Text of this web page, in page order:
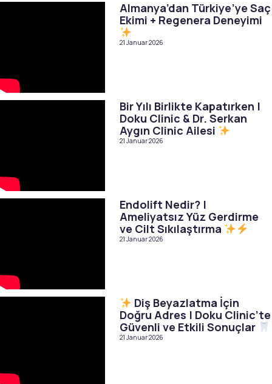
Almanya’dan Türkiye’ye Saç
Ekimi + Regenera Deneyimi
21 Januar 2026
Bir Yılı Birlikte Kapatırken |
Doku Clinic & Dr. Serkan
Aygın Clinic Ailesi
21 Januar 2026
Endolift Nedir? |
Ameliyatsız Yüz Gerdirme
ve Cilt Sıkılaştırma
21 Januar 2026
Diş Beyazlatma İçin
Doğru Adres | Doku Clinic’te
Güvenli ve Etkili Sonuçlar
21 Januar 2026